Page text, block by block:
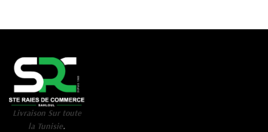
Livraison Sur toute
la Tunisie.